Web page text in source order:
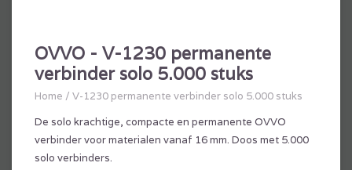
OVVO - V-1230 permanente
verbinder solo 5.000 stuks
Home / V-1230 permanente verbinder solo 5.000 stuks
De solo krachtige, compacte en permanente OVVO
verbinder voor materialen vanaf 16 mm. Doos met 5.000
solo verbinders.